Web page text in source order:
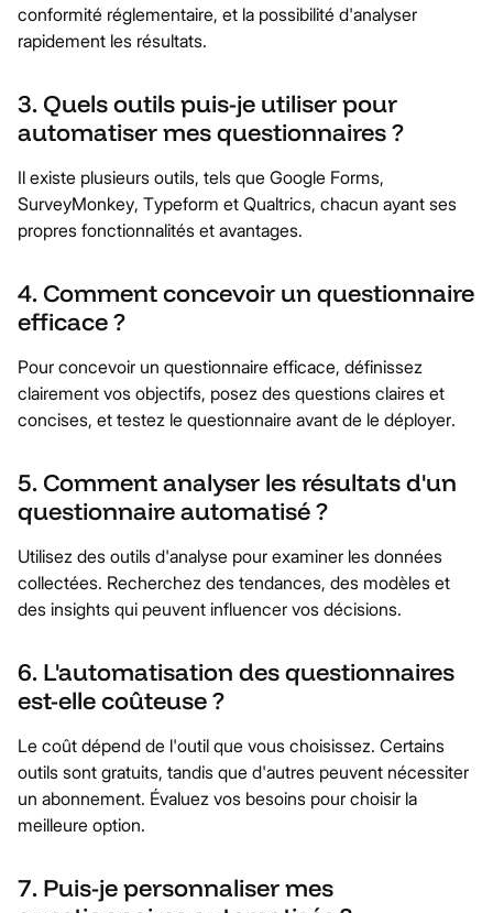
conformité réglementaire, et la possibilité d'analyser
rapidement les résultats.
3. Quels outils puis-je utiliser pour
automatiser mes questionnaires ?
Il existe plusieurs outils, tels que Google Forms,
SurveyMonkey, Typeform et Qualtrics, chacun ayant ses
propres fonctionnalités et avantages.
4. Comment concevoir un questionnaire
efficace ?
Pour concevoir un questionnaire efficace, définissez
clairement vos objectifs, posez des questions claires et
concises, et testez le questionnaire avant de le déployer.
5. Comment analyser les résultats d'un
questionnaire automatisé ?
Utilisez des outils d'analyse pour examiner les données
collectées. Recherchez des tendances, des modèles et
des insights qui peuvent influencer vos décisions.
6. L'automatisation des questionnaires
est-elle coûteuse ?
Le coût dépend de l'outil que vous choisissez. Certains
outils sont gratuits, tandis que d'autres peuvent nécessiter
un abonnement. Évaluez vos besoins pour choisir la
meilleure option.
7. Puis-je personnaliser mes